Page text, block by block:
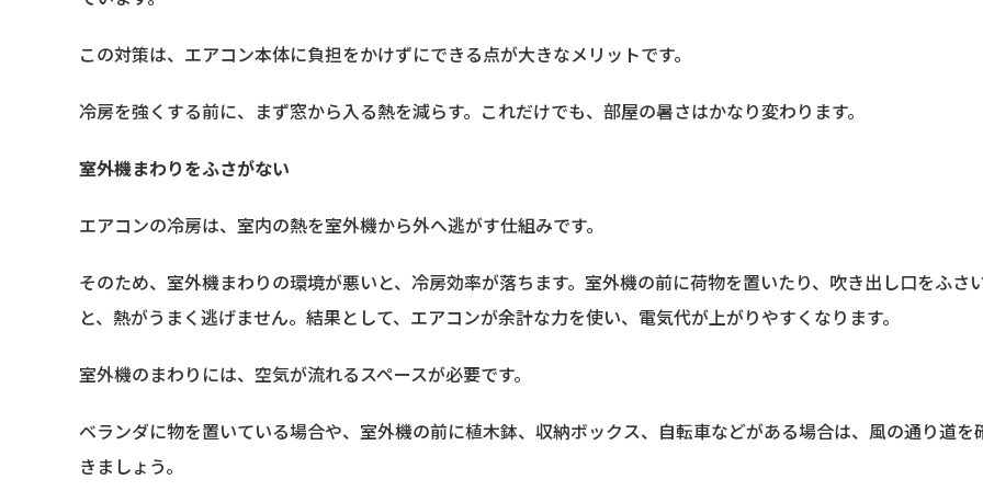
この対策は、エアコン本体に負担をかけずにできる点が大きなメリットです。
冷房を強くする前に、まず窓から入る熱を減らす。これだけでも、部屋の暑さはかなり変わります。
室外機まわりをふさがない
エアコンの冷房は、室内の熱を室外機から外へ逃がす仕組みです。
そのため、室外機まわりの環境が悪いと、冷房効率が落ちます。室外機の前に荷物を置いたり、吹き出し口をふさ
と、熱がうまく逃げません。結果として、エアコンが余計な力を使い、電気代が上がりやすくなります。
室外機のまわりには、空気が流れるスペースが必要です。
ベランダに物を置いている場合や、室外機の前に植木鉢、収納ボックス、自転車などがある場合は、風の通り道を
きましょう。